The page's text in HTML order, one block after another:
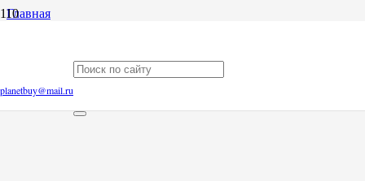
planetbuy@mail.ru
Главная
Как пользоваться Telegram с компьютера